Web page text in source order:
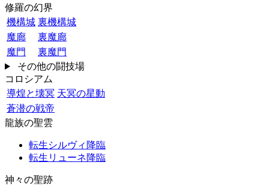
修羅の幻界
機構城 裏機構城
魔廊
裏魔廊
魔門
裏魔門
その他の闘技場
コロシアム
導煌と壊冥 天冥の星動
蒼潜の戦帝
龍族の聖雲
転生シルヴィ降臨
転生リューネ降臨
神々の聖跡